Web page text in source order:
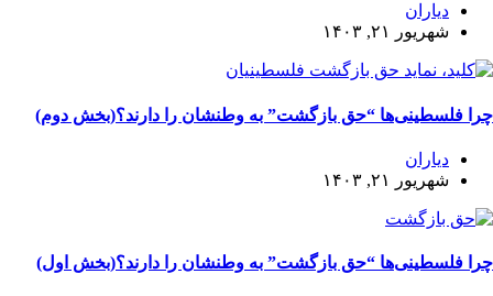
دیاران
شهریور ۲۱, ۱۴۰۳
چرا فلسطینی‌ها “حق بازگشت” به وطنشان‌ را دارند؟(بخش دوم)
دیاران
شهریور ۲۱, ۱۴۰۳
چرا فلسطینی‌ها “حق بازگشت” به وطنشان‌ را دارند؟(بخش اول)